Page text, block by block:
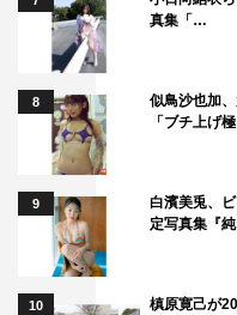
真集「…
8
似鳥沙也加
「ブチ上げ
9
白濱美兎、
定写真集『
10
槙原寛己が